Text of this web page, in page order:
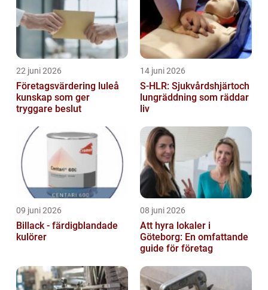
22 juni 2026
Företagsvärdering luleå
kunskap som ger
tryggare beslut
14 juni 2026
S-HLR: Sjukvårdshjärtoch
lungräddning som räddar
liv
09 juni 2026
Billack - färdigblandade
kulörer
08 juni 2026
Att hyra lokaler i
Göteborg: En omfattande
guide för företag